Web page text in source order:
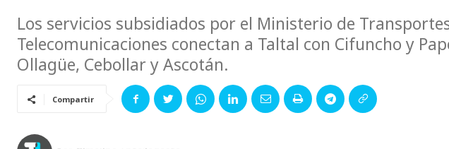
Los servicios subsidiados por el Ministerio de
Telecomunicaciones conectan a Taltal con Cifuncho y
Ollagüe, Cebollar y Ascotán.
Compartir